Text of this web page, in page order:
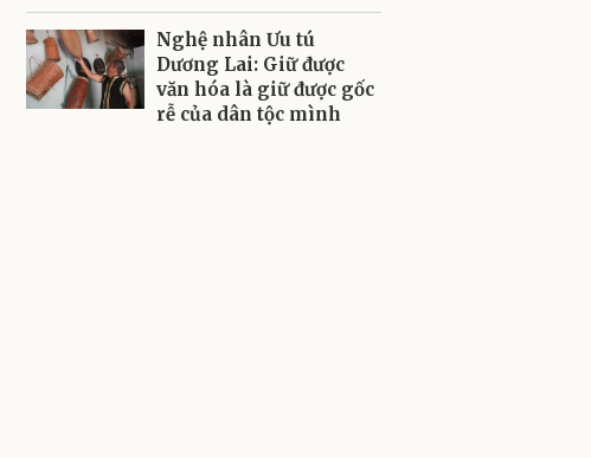
Nghệ nhân Ưu tú
Dương Lai: Giữ được
văn hóa là giữ được gốc
rễ của dân tộc mình